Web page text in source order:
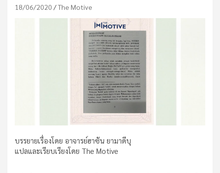
18/06/2020 The Motive
บรรยายเรื่องโดย อาจารย์ฮาซัน ยามาดีบุ
แปลและเรียบเรียงโดย The Motive